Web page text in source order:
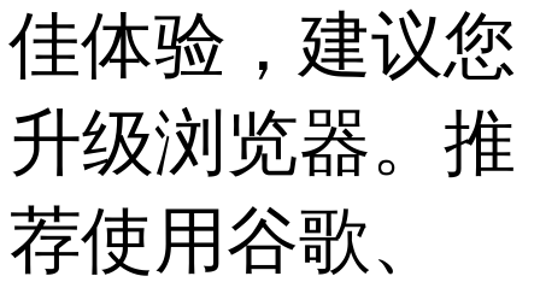
佳体验，建议您
升级浏览器。推
荐使用谷歌、